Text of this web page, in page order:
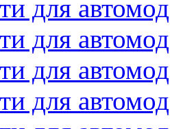
для
для
для
для